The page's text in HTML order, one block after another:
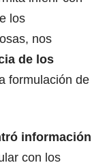
los
nos
de los
formulación de
información
con los